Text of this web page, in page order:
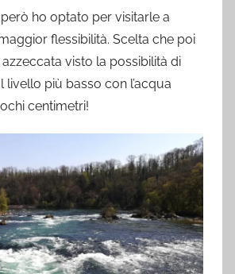
ho optato per visitarle a
flessibilità. Scelta che poi
visto la possibilità di
livello più basso con l’acqua
centimetri!